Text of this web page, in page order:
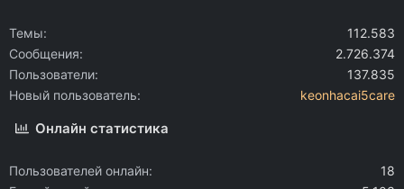
Темы
112.583
Сообщения
2.726.374
Пользователи
137.835
Новый пользователь
keonhacai5care
Онлайн статистика
Пользователей онлайн
18